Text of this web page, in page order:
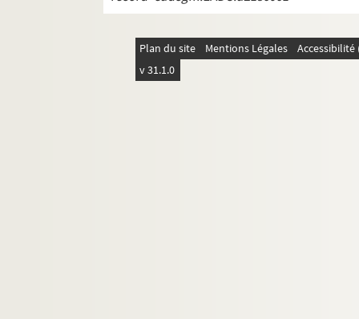
Plan du site Mentions Légales
v 31.1.0